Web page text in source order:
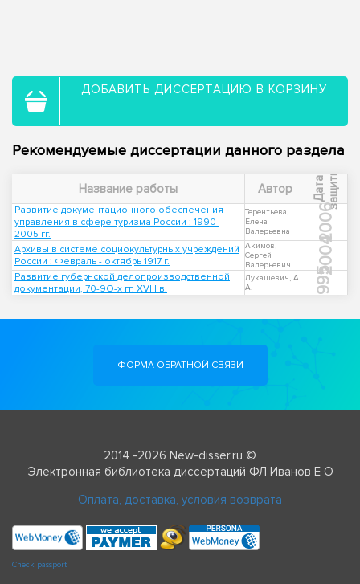
ДОБАВИТЬ ДИССЕРТАЦИЮ В КОРЗИНУ
Рекомендуемые диссертации данного раздела
Название работы Автор Д
а
т
а
з
а
щ
и
т ы
Развитие документационного обеспечения
управления в сфере туризма России : 1990-
2005 гг.
Терентьева,
Елена
Валерьевна
2006
Архивы в системе социокультурных учреждений
России : Февраль - октябрь 1917 г.
Акимов,
Сергей
Валерьевич
2004
Развитие губернской делопроизводственной
документации, 70-9О-х гг. ХVIII в.
Лукашевич, А.
А.
1995
ФОРМА ОБРАТНОЙ СВЯЗИ
2014 -2026 New-disser.ru ©
Электронная библиотека диссертаций ФЛ Иванов Е О
Оплата, доставка, условия возврата
Check passport